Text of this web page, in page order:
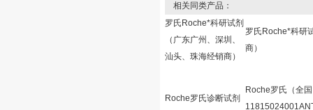
相关同类产品：
罗氏Roche*科研试剂
（广东广州、深圳、
汕头、珠海经销商）
罗氏Roche*科研
商）
Roche罗氏诊断试剂
Roche罗氏（全